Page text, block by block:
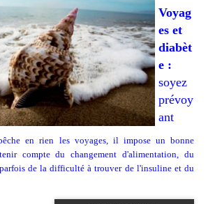
Voyag
es et
diabèt
e :
soyez
prévoy
ant
en rien les voyages, il impose un bonne
compte du changement d'alimentation, du
de la difficulté à trouver de l'insuline et du